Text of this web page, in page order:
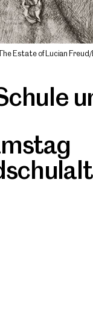
Estate of Lucian